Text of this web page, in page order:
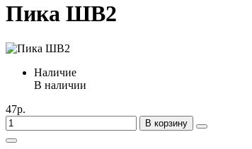
Пика ШВ2
Наличие
В наличии
47р.
В корзину